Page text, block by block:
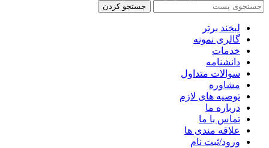
جستجو کردن
لبخند برتر
گالری نمونه
خدمات
دانشنامه
سوالات متداول
مشاوره
توصیه های لازم
درباره ما
تماس با ما
علاقه مندی ها
ورود/ثبت نام